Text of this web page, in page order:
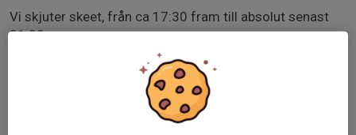
Vi skjuter skeet, från ca 17:30 fram till absolut senast
21.00.
Ta med egen ammunition, vi har ingen att sälja på banan.
Glasögon ÄR ETT KRAV vid allt hagelskytte, likaså